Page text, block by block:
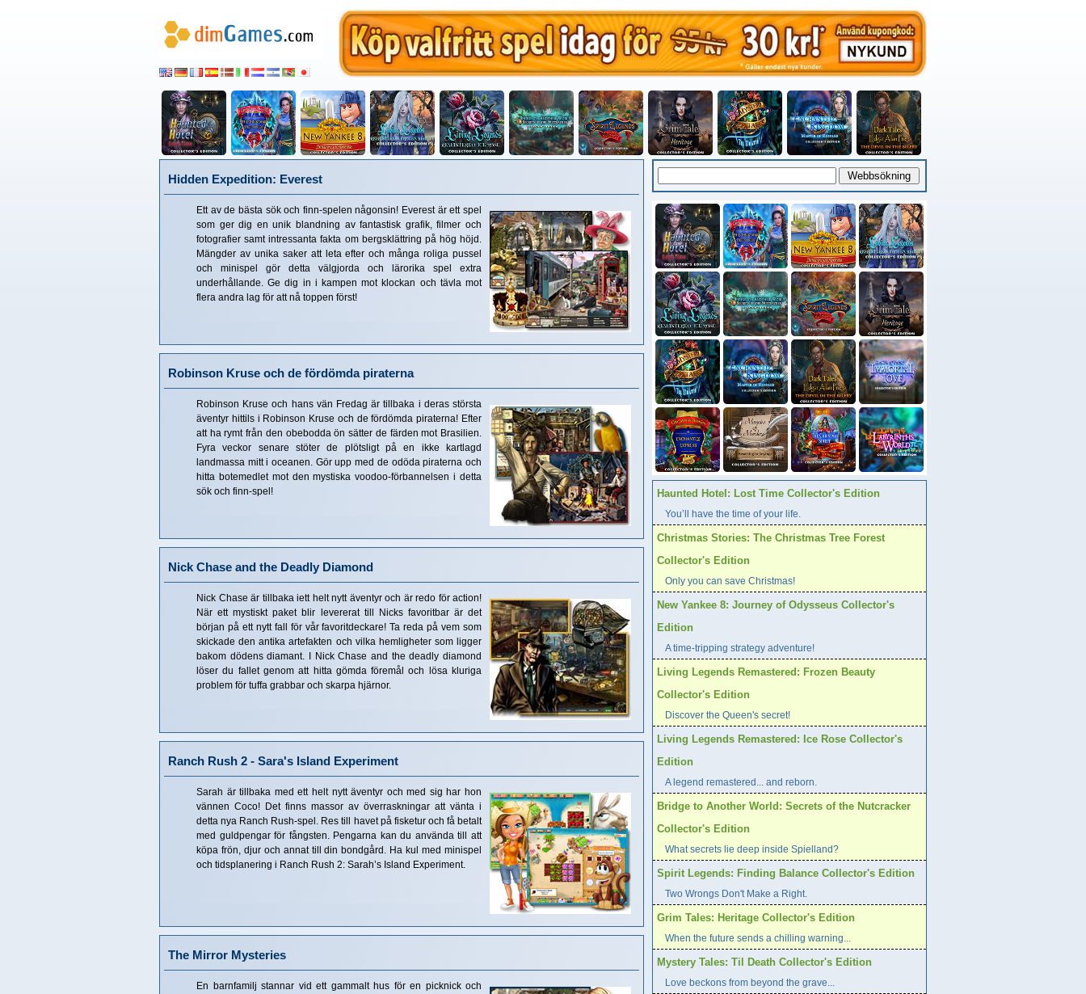
Hidden Expedition: Everest
Ett av de bästa sök och finn-spelen någonsin! Everest är ett spel
som ger dig en unik blandning av fantastisk grafik, filmer och
fotografier samt intressanta fakta om bergsklättring på hög höjd.
Mängder av unika saker att leta efter och många roliga pussel
och minispel gör detta välgjorda och lärorika spel extra
underhållande. Ge dig in i kampen mot klockan och tävla mot
flera andra lag för att nå toppen först!
Robinson Kruse och de fördömda piraterna
Robinson Kruse och hans vän Fredag är tillbaka i deras största
äventyr hittils i Robinson Kruse och de fördömda piraterna! Efter
att ha rymt från den obebodda ön sätter de färden mot Brasilien.
Fyra veckor senare stöter de plötsligt på en ikke kartlagd
landmassa mitt i oceanen. Gör upp med de odöda piraterna och
hitta botemedlet mot den mystiska voodoo-förbannelsen i detta
sök och finn-spel!
Nick Chase and the Deadly Diamond
Nick Chase är tillbaka iett helt nytt äventyr och är redo för action!
När ett mystiskt paket blir levererat till Nicks favoritbar är det
början på ett nytt fall för vår favoritdeckare! Ta reda på vem som
skickade den antika artefakten och vilka hemligheter som ligger
bakom dödens diamant. I Nick Chase and the deadly diamond
löser du fallet genom att hitta gömda föremål och lösa kluriga
problem för tuffa grabbar och skarpa hjärnor.
Ranch Rush 2 - Sara's Island Experiment
Sarah är tillbaka med ett helt nytt äventyr och med sig har hon
vännen Coco! Det finns massor av överraskningar att vänta i
detta nya Ranch Rush-spel. Res till havet på fisketur och få betalt
med guldpengar för fångsten. Pengarna kan du använda till att
köpa frön, djur och annat till din bondgård. Ha kul med minispel
och tidsplanering i Ranch Rush 2: Sarah’s Island Experiment.
The Mirror Mysteries
En barnfamilj stannar vid ett gammalt hus för en picknick och
Haunted Hotel: Lost Time Collector's Edition
You’ll have the time of your life.
Christmas Stories: The Christmas Tree Forest
Collector's Edition
Only you can save Christmas!
New Yankee 8: Journey of Odysseus Collector's
Edition
A time-tripping strategy adventure!
Living Legends Remastered: Frozen Beauty
Collector's Edition
Discover the Queen's secret!
Living Legends Remastered: Ice Rose Collector's
Edition
A legend remastered... and reborn.
Bridge to Another World: Secrets of the Nutcracker
Collector's Edition
What secrets lie deep inside Spielland?
Spirit Legends: Finding Balance Collector's Edition
Two Wrongs Don't Make a Right.
Grim Tales: Heritage Collector's Edition
When the future sends a chilling warning...
Mystery Tales: Til Death Collector's Edition
Love beckons from beyond the grave...